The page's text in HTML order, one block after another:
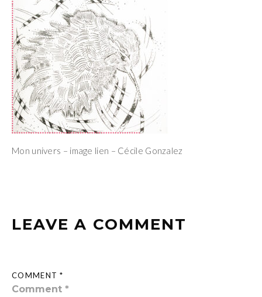
Mon univers – image lien – Cécile Gonzalez
LEAVE A COMMENT
COMMENT *